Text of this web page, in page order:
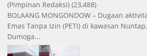
(Pimpinan Redaksi) (23,488)
BOLAANG MONGONDOW – Dugaan
Emas Tanpa Izin (PETI) di kawasan
Dumoga...